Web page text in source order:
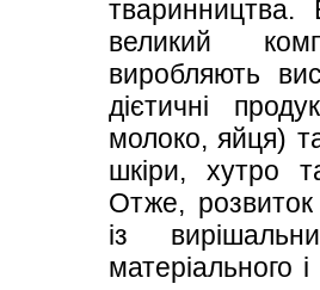
тваринництва.
великий
виробляють
дієтичні
молоко, яйця)
шкіри, хутро
Отже,
із
матеріального